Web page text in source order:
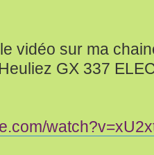
vidéo sur ma
GX 337